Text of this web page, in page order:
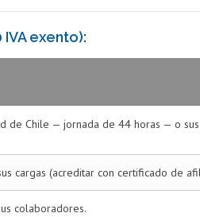
exento):
de Chile — jornada de 44 horas — o
cargas (acreditar con certificado de
colaboradores.